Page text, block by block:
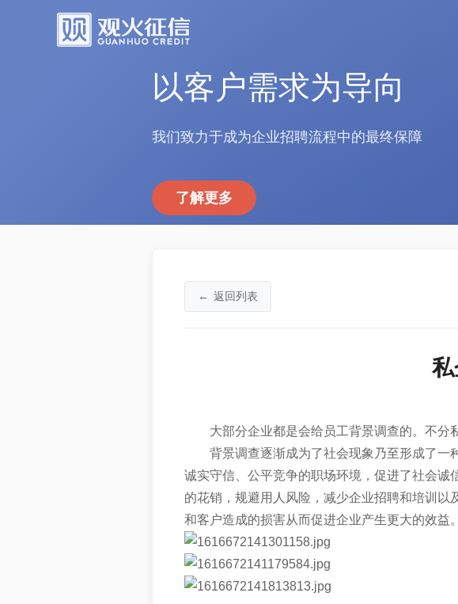
以客户需求为导向
我们致力于成为企业招聘流程中的最终保障
了解更多
← 返回列表
大部分企业都是会给员工背景调查的。不分
背景调查逐渐成为了社会现象乃至形成了一
诚实守信、公平竞争的职场环境，促进了社会
的花销，规避用人风险，减少企业招聘和培训以
和客户造成的损害从而促进企业产生更大的效益。